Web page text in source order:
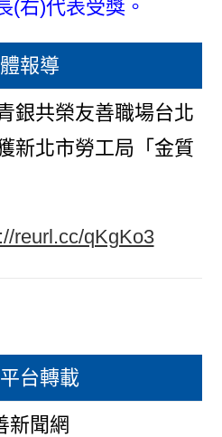
(右)代表受獎。
報導
銀共榮友善職場台北
新北市勞工局「金質
reurl.cc/qKgKo3
台轉載
新聞網